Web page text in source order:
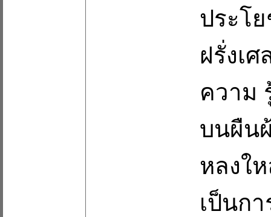
ประโ
ฝรั่งเ
ความ
บนผืน
หลงใ
เป็นก